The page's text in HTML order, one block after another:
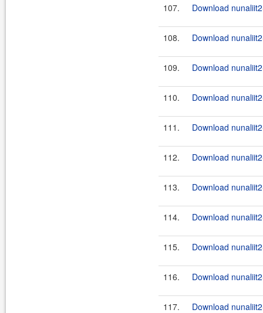
107. Download
108. Download
109. Download
110. Download
111. Download
112. Download
113. Download
114. Download
115. Download
116. Download
117. Download